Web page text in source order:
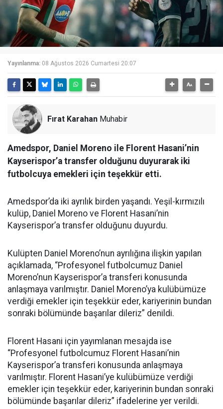
Yayınlanma: 08 Ağustos 2026 Cumartesi 20:07
Fırat Karahan Muhabir
Amedspor, Daniel Moreno ile Florent Hasani’nin
Kayserispor’a transfer olduğunu duyurarak iki
futbolcuya emekleri için teşekkür etti.
Amedspor’da iki ayrılık birden yaşandı. Yeşil-kırmızılı
kulüp, Daniel Moreno ve Florent Hasani’nin
Kayserispor’a transfer olduğunu duyurdu.
Kulüpten Daniel Moreno’nun ayrılığına ilişkin yapılan
açıklamada, “Profesyonel futbolcumuz Daniel
Moreno’nun Kayserispor’a transferi konusunda
anlaşmaya varılmıştır. Daniel Moreno’ya kulübümüze
verdiği emekler için teşekkür eder, kariyerinin bundan
sonraki bölümünde başarılar dileriz” denildi.
Florent Hasani için yayımlanan mesajda ise
“Profesyonel futbolcumuz Florent Hasani’nin
Kayserispor’a transferi konusunda anlaşmaya
varılmıştır. Florent Hasani’ye kulübümüze verdiği
emekler için teşekkür eder, kariyerinin bundan sonraki
bölümünde başarılar dileriz” ifadelerine yer verildi.